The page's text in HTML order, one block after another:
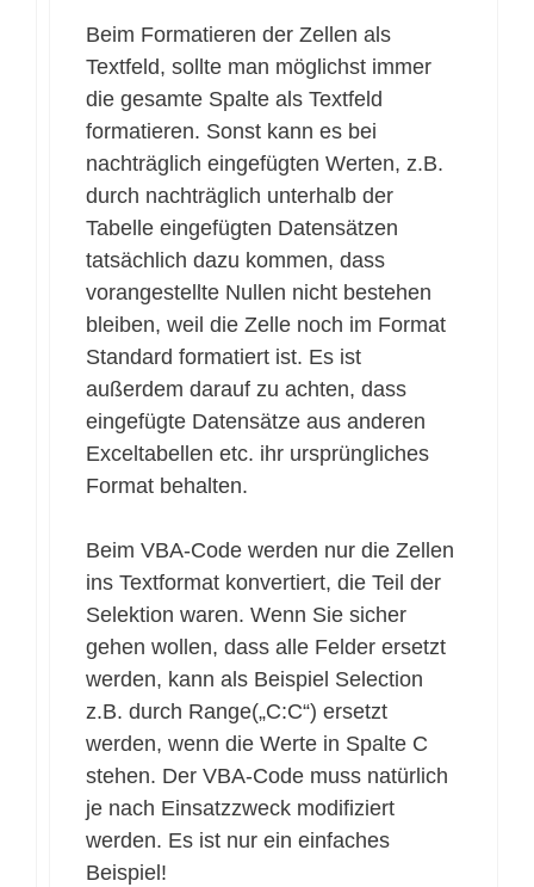
Beim Formatieren der Zellen als
Textfeld, sollte man möglichst immer
die gesamte Spalte als Textfeld
formatieren. Sonst kann es bei
nachträglich eingefügten Werten, z.B.
durch nachträglich unterhalb der
Tabelle eingefügten Datensätzen
tatsächlich dazu kommen, dass
vorangestellte Nullen nicht bestehen
bleiben, weil die Zelle noch im Format
Standard formatiert ist. Es ist
außerdem darauf zu achten, dass
eingefügte Datensätze aus anderen
Exceltabellen etc. ihr ursprüngliches
Format behalten.
Beim VBA-Code werden nur die Zellen
ins Textformat konvertiert, die Teil der
Selektion waren. Wenn Sie sicher
gehen wollen, dass alle Felder ersetzt
werden, kann als Beispiel Selection
z.B. durch Range(„C:C“) ersetzt
werden, wenn die Werte in Spalte C
stehen. Der VBA-Code muss natürlich
je nach Einsatzzweck modifiziert
werden. Es ist nur ein einfaches
Beispiel!